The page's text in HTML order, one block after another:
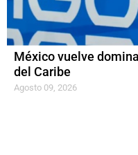
México vuelve
del Caribe
Agosto 09, 2026